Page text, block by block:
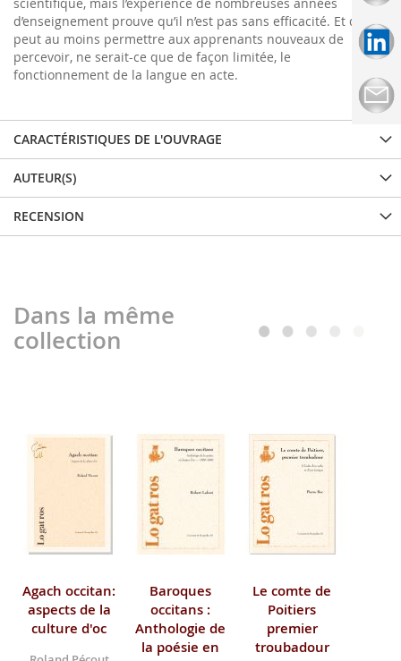
d’enseignement prouve qu’il n’est pas sans efficacité. Et qu’il
peut au moins permettre aux apprenants nouveaux de
percevoir, ne serait-ce que de façon limitée, le
fonctionnement de la langue en acte.
CARACTÉRISTIQUES DE L'OUVRAGE
AUTEUR(S)
RECENSION
Dans la même
collection
Agach occitan:
aspects de la
culture d'oc
Baroques
occitans :
Anthologie de
la poésie en
Le comte de
Poitiers
premier
troubadour